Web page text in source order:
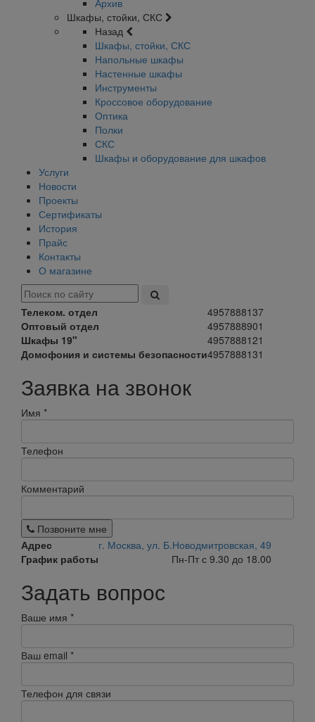
Архив
Шкафы, стойки, СКС
Назад
Шкафы, стойки, СКС
Напольные шкафы
Настенные шкафы
Инструменты
Кроссовое оборудование
Оптика
Полки
СКС
Шкафы и оборудование для шкафов
Услуги
Новости
Проекты
Сертификаты
История
Прайс
Контакты
О магазине
Телеком. отдел
4957888137
Оптовый отдел
4957888901
Шкафы 19"
4957888121
Домофония и системы безопасности4957888131
Заявка на звонок
Имя *
Телефон
Комментарий
Позвоните мне
Адрес
г. Москва, ул. Б.Новодмитровская, 49
График работы
Пн-Пт с 9.30 до 18.00
Задать вопрос
Ваше имя *
Ваш email *
Телефон для связи